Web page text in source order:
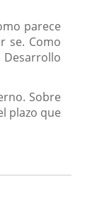
parece
se. Como
Sobre
plazo que